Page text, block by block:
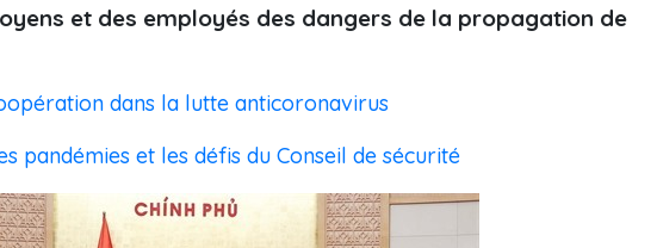
et des employés des dangers de la propagation de
dans la lutte anticoronavirus
pandémies et les défis du Conseil de sécurité